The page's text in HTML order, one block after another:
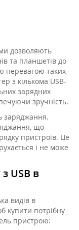
дозволяють
та планшетів до
перевагою таких
з кількома USB-
зарядних
зручність.
заряджання.
що
пристроїв. Це
і не може
USB в
видів в
купити потрібну
пристрою: